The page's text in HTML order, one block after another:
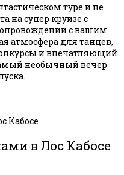
туре и не
на супер круизе с
с вашим
атмосфера для танцев,
и впечатляющий
необычный вечер
в Лос Кабосе